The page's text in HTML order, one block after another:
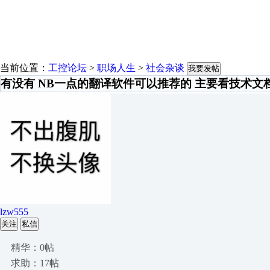
当前位置： 工控论坛 > 职场人生 > 社会杂谈 我要发帖
有没有 NB一点的翻译软件可以推荐的 主要看技术文
lzw555
关注 私信
精华：0帖
求助：17帖